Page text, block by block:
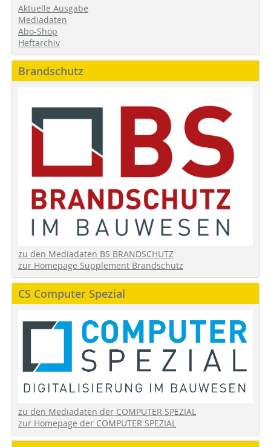
Aktuelle Ausgabe
Mediadaten
Abo-Shop
Heftarchiv
Brandschutz
zu den Mediadaten BS BRANDSCHUTZ
zur Homepage Supplement Brandschutz
CS Computer Spezial
zu den Mediadaten der COMPUTER SPEZIAL
zur Homepage der COMPUTER SPEZIAL